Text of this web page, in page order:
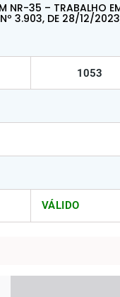
NR-35 – TRABALHO
3.903, DE 28/12/
1053
VÁLIDO